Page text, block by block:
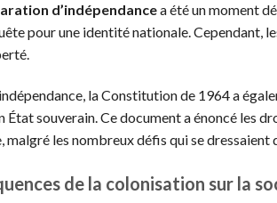
d’indépendancea été un moment
pour une identité nationale.
la Constitution de 1964 a
État souverain. Ce document a énoncé les
malgré les nombreux défis qui se dressaient
de la colonisation sur la